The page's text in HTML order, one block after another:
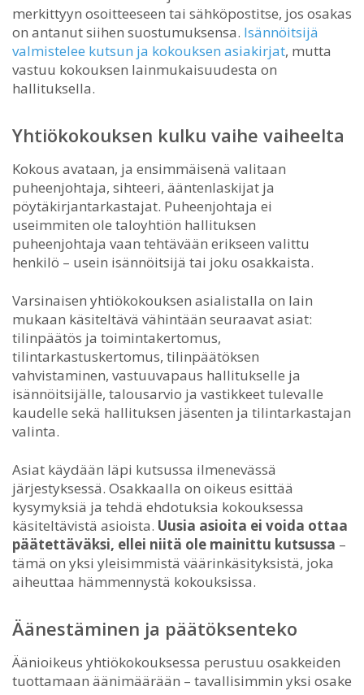
merkittyyn osoitteeseen tai sähköpostitse, jos osakas
on antanut siihen suostumuksensa. Isännöitsijä
valmistelee kutsun ja kokouksen asiakirjat, mutta
vastuu kokouksen lainmukaisuudesta on
hallituksella.
Yhtiökokouksen kulku vaihe vaiheelta
Kokous avataan, ja ensimmäisenä valitaan
puheenjohtaja, sihteeri, ääntenlaskijat ja
pöytäkirjantarkastajat. Puheenjohtaja ei
useimmiten ole taloyhtiön hallituksen
puheenjohtaja vaan tehtävään erikseen valittu
henkilö – usein isännöitsijä tai joku osakkaista.
Varsinaisen yhtiökokouksen asialistalla on lain
mukaan käsiteltävä vähintään seuraavat asiat:
tilinpäätös ja toimintakertomus,
tilintarkastuskertomus, tilinpäätöksen
vahvistaminen, vastuuvapaus hallitukselle ja
isännöitsijälle, talousarvio ja vastikkeet tulevalle
kaudelle sekä hallituksen jäsenten ja tilintarkastajan
valinta.
Asiat käydään läpi kutsussa ilmenevässä
järjestyksessä. Osakkaalla on oikeus esittää
kysymyksiä ja tehdä ehdotuksia kokouksessa
käsiteltävistä asioista. Uusia asioita ei voida ottaa
päätettäväksi, ellei niitä ole mainittu kutsussa –
tämä on yksi yleisimmistä väärinkäsityksistä, joka
aiheuttaa hämmennystä kokouksissa.
Äänestäminen ja päätöksenteko
Äänioikeus yhtiökokouksessa perustuu osakkeiden
tuottamaan äänimäärään – tavallisimmin yksi osake